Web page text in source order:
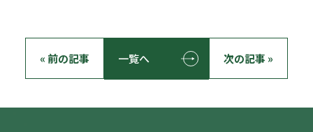
« 前の記事 一覧へ 次の記事 »